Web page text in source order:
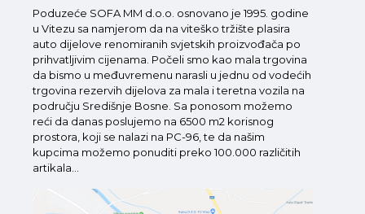
Poduzeće SOFA MM d.o.o. osnovano je 1995. godine
u Vitezu sa namjerom da na viteško tržište plasira
auto dijelove renomiranih svjetskih proizvođača po
prihvatljivim cijenama. Počeli smo kao mala trgovina
da bismo u međuvremenu narasli u jednu od vodećih
trgovina rezervih dijelova za mala i teretna vozila na
području Središnje Bosne. Sa ponosom možemo
reći da danas poslujemo na 6500 m2 korisnog
prostora, koji se nalazi na PC-96, te da našim
kupcima možemo ponuditi preko 100.000 različitih
artikala...